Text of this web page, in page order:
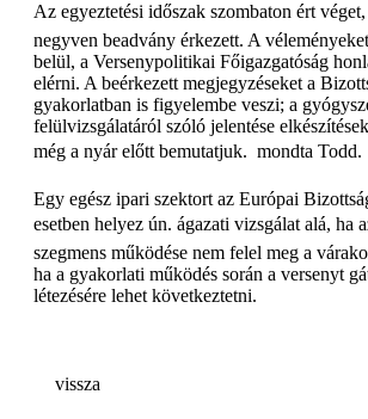
Az egyeztetési időszak szombaton ért
negyven beadvány érkezett. A
belül, a Versenypolitikai Főigazgatóság
elérni. A beérkezett megjegyzéseket a
gyakorlatban is figyelembe veszi; a
felülvizsgálatáról szóló jelentése
még a nyár előtt bemutatjuk.  mondta Todd.
Egy egész ipari szektort az Európai
esetben helyez ún. ágazati vizsgálat alá, ha
szegmens működése nem felel meg a
ha a gyakorlati működés során a versenyt
létezésére lehet következtetni.
vissza